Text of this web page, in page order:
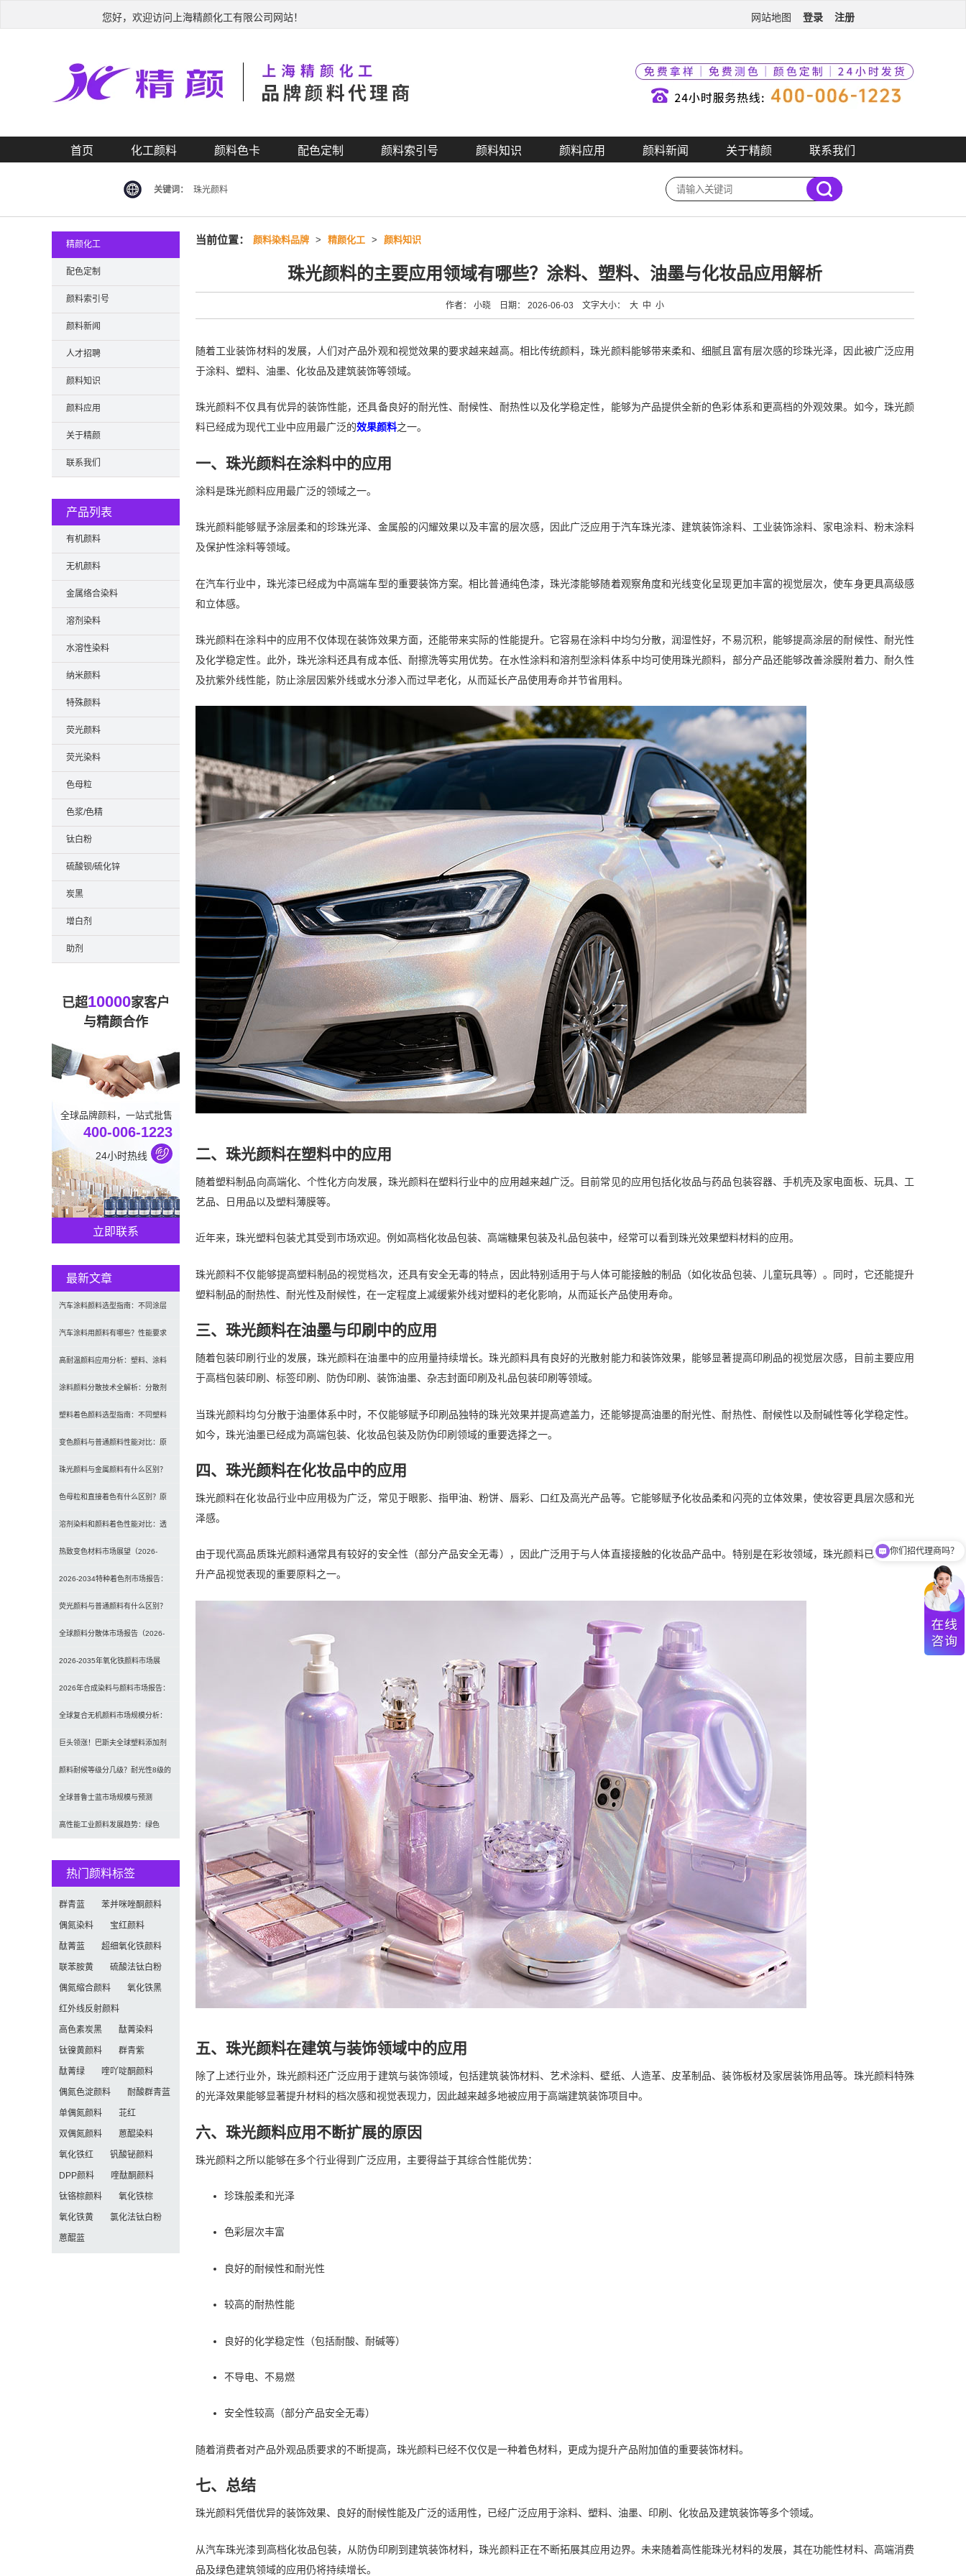
您好，欢迎访问上海精颜化工有限公司网站！ 网站地图 登录 注册
首页 化工颜料 颜料色卡 配色定制 颜料索引号 颜料知识 颜料应用 颜料新闻 关于精颜 联系我们
关键词： 珠光颜料
当前位置： 颜料染料品牌 > 精颜化工 > 颜料知识
珠光颜料的主要应用领域有哪些？涂料、塑料、油墨与化妆品应用解析
作者： 小晓 日期： 2026-06-03 文字大小： 大 中 小
随着工业装饰材料的发展，人们对产品外观和视觉效果的要求越来越高。相比传统颜料，珠光颜料能够带来柔和、细腻且富有层次感的珍珠光泽，因此被广泛应用
于涂料、塑料、油墨、化妆品及建筑装饰等领域。
珠光颜料不仅具有优异的装饰性能，还具备良好的耐光性、耐候性、耐热性以及化学稳定性，能够为产品提供全新的色彩体系和更高档的外观效果。如今，珠光颜
料已经成为现代工业中应用最广泛的效果颜料之一。
一、珠光颜料在涂料中的应用
涂料是珠光颜料应用最广泛的领域之一。
珠光颜料能够赋予涂层柔和的珍珠光泽、金属般的闪耀效果以及丰富的层次感，因此广泛应用于汽车珠光漆、建筑装饰涂料、工业装饰涂料、家电涂料、粉末涂料
及保护性涂料等领域。
在汽车行业中，珠光漆已经成为中高端车型的重要装饰方案。相比普通纯色漆，珠光漆能够随着观察角度和光线变化呈现更加丰富的视觉层次，使车身更具高级感
和立体感。
珠光颜料在涂料中的应用不仅体现在装饰效果方面，还能带来实际的性能提升。它容易在涂料中均匀分散，润湿性好，不易沉积，能够提高涂层的耐候性、耐光性
及化学稳定性。此外，珠光涂料还具有成本低、耐擦洗等实用优势。在水性涂料和溶剂型涂料体系中均可使用珠光颜料，部分产品还能够改善涂膜附着力、耐久性
及抗紫外线性能，防止涂层因紫外线或水分渗入而过早老化，从而延长产品使用寿命并节省用料。
二、珠光颜料在塑料中的应用
随着塑料制品向高端化、个性化方向发展，珠光颜料在塑料行业中的应用越来越广泛。目前常见的应用包括化妆品与药品包装容器、手机壳及家电面板、玩具、工
艺品、日用品以及塑料薄膜等。
近年来，珠光塑料包装尤其受到市场欢迎。例如高档化妆品包装、高端糖果包装及礼品包装中，经常可以看到珠光效果塑料材料的应用。
珠光颜料不仅能够提高塑料制品的视觉档次，还具有安全无毒的特点，因此特别适用于与人体可能接触的制品（如化妆品包装、儿童玩具等）。同时，它还能提升
塑料制品的耐热性、耐光性及耐候性，在一定程度上减缓紫外线对塑料的老化影响，从而延长产品使用寿命。
三、珠光颜料在油墨与印刷中的应用
随着包装印刷行业的发展，珠光颜料在油墨中的应用量持续增长。珠光颜料具有良好的光散射能力和装饰效果，能够显著提高印刷品的视觉层次感，目前主要应用
于高档包装印刷、标签印刷、防伪印刷、装饰油墨、杂志封面印刷及礼品包装印刷等领域。
当珠光颜料均匀分散于油墨体系中时，不仅能够赋予印刷品独特的珠光效果并提高遮盖力，还能够提高油墨的耐光性、耐热性、耐候性以及耐碱性等化学稳定性。
如今，珠光油墨已经成为高端包装、化妆品包装及防伪印刷领域的重要选择之一。
四、珠光颜料在化妆品中的应用
珠光颜料在化妆品行业中应用极为广泛，常见于眼影、指甲油、粉饼、唇彩、口红及高光产品等。它能够赋予化妆品柔和闪亮的立体效果，使妆容更具层次感和光
泽感。
由于现代高品质珠光颜料通常具有较好的安全性（部分产品安全无毒），因此广泛用于与人体直接接触的化妆品产品中。特别是在彩妆领域，珠光颜料已经成为提
升产品视觉表现的重要原料之一。
五、珠光颜料在建筑与装饰领域中的应用
除了上述行业外，珠光颜料还广泛应用于建筑与装饰领域，包括建筑装饰材料、艺术涂料、壁纸、人造革、皮革制品、装饰板材及家居装饰用品等。珠光颜料特殊
的光泽效果能够显著提升材料的档次感和视觉表现力，因此越来越多地被应用于高端建筑装饰项目中。
六、珠光颜料应用不断扩展的原因
珠光颜料之所以能够在多个行业得到广泛应用，主要得益于其综合性能优势：
珍珠般柔和光泽
色彩层次丰富
良好的耐候性和耐光性
较高的耐热性能
良好的化学稳定性（包括耐酸、耐碱等）
不导电、不易燃
安全性较高（部分产品安全无毒）
随着消费者对产品外观品质要求的不断提高，珠光颜料已经不仅仅是一种着色材料，更成为提升产品附加值的重要装饰材料。
七、总结
珠光颜料凭借优异的装饰效果、良好的耐候性能及广泛的适用性，已经广泛应用于涂料、塑料、油墨、印刷、化妆品及建筑装饰等多个领域。
从汽车珠光漆到高档化妆品包装，从防伪印刷到建筑装饰材料，珠光颜料正在不断拓展其应用边界。未来随着高性能珠光材料的发展，其在功能性材料、高端消费
品及绿色建筑领域的应用仍将持续增长。
精颜化工
配色定制
颜料索引号
颜料新闻
人才招聘
颜料知识
颜料应用
关于精颜
联系我们
产品列表
有机颜料
无机颜料
金属络合染料
溶剂染料
水溶性染料
纳米颜料
特殊颜料
荧光颜料
荧光染料
色母粒
色浆/色精
钛白粉
硫酸钡/硫化锌
炭黑
增白剂
助剂
已超10000家客户
与精颜合作
全球品牌颜料，一站式批售
400-006-1223
24小时热线
立即联系
最新文章
汽车涂料颜料选型指南：不同涂层
应用要求、OEM与修补漆用颜料区
别及常见问题
汽车涂料用颜料有哪些？性能要求
及常用颜料类型介绍
高耐温颜料应用分析：塑料、涂料
及工程材料的选型原则与行业实践
涂料颜料分散技术全解析：分散剂
选型、研磨工艺及常见问题解决
塑料着色颜料选型指南：不同塑料
材料如何选择合适颜料？
变色颜料与普通颜料性能对比：原
理、特点及应用差异解析
珠光颜料与金属颜料有什么区别？
原理、效果与应用对比
色母粒和直接着色有什么区别？原
理、性能与应用全面对比
溶剂染料和颜料着色性能对比：透
明性、耐候性与应用选择全解析
热致变色材料市场展望（2026-
2034）：2034年将达336亿美元，
亚太份额超四成
2026-2034特种着色剂市场报告：
规模、份额、趋势及预测
荧光颜料与普通颜料有什么区别？
发光原理、性能对比及应用解析
全球颜料分散体市场报告（2026-
2033）：无机颜料主导，涂料为最
大应用
2026-2035年氧化铁颜料市场展
望：全球规模将达41亿美元，建筑
行业领跑
2026年合成染料与颜料市场报告：
规模、趋势及2030年增长预测
（CAGR 7.1%）
全球复合无机颜料市场规模分析：
2035年达5.39亿美元，建筑与涂料
需求推动增长
巨头领涨！巴斯夫全球塑料添加剂
涨价20% 原材料成本推高行业价格
颜料耐候等级分几级？耐光性8级的
定义及耐候性测试标准解析
全球普鲁士蓝市场规模与预测
（2026-2034）：按类型、形式、
高性能工业颜料发展趋势：绿色
热门颜料标签
群青蓝 苯并咪唑酮颜料
偶氮染料 宝红颜料
酞菁蓝 超细氧化铁颜料
联苯胺黄 硫酸法钛白粉
偶氮缩合颜料 氧化铁黑
红外线反射颜料
高色素炭黑 酞菁染料
钛镍黄颜料 群青紫
酞菁绿 喹吖啶酮颜料
偶氮色淀颜料 耐酸群青蓝
单偶氮颜料 苝红
双偶氮颜料 蒽醌染料
氧化铁红 钒酸铋颜料
DPP颜料 喹酞酮颜料
钛铬棕颜料 氧化铁棕
氧化铁黄 氯化法钛白粉
蒽醌蓝
你们有免费样品提供吗？